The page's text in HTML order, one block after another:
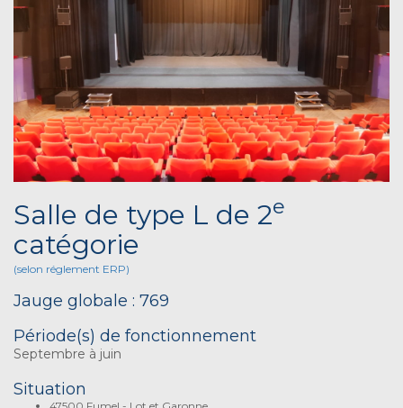
Salle de type L de 2e
catégorie
(selon réglement ERP)
Jauge globale : 769
Période(s) de fonctionnement
Septembre à juin
Situation
47500 Fumel - Lot et Garonne